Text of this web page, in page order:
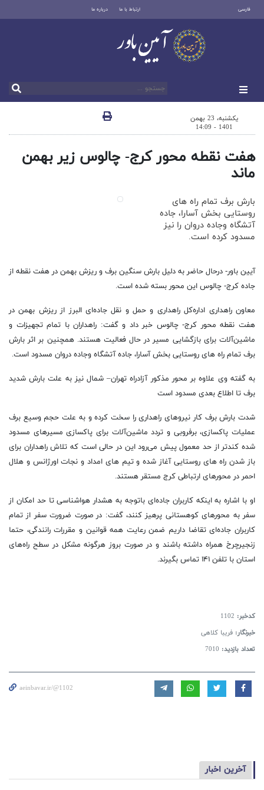
فارسی ارتباط با ما درباره ما
یکشنبه، 23 بهمن
1401 - 14:09
هفت نقطه محور کرج- چالوس زیر بهمن
ماند
بارش برف تمام راه های
روستایی بخش آسارا، جاده
آتشگاه وجاده دروان را نیز
مسدود کرده است.
آیین باور- درحال حاضر به دلیل بارش سنگین برف و ریزش بهمن در هفت نقطه از
جاده کرج- چالوس این محور بسته شده است.
معاون راهداری اداره‌کل راهداری و حمل و نقل جاده‌ای البرز از ریزش بهمن در
هفت نقطه محور کرج- چالوس خبر داد و گفت: راهداران با تمام تجهیزات و
ماشین‌آلات برای بازگشایی مسیر در حال فعالیت هستند. همچنین بر اثر بارش
برف تمام راه های روستایی بخش آسارا، جاده آتشگاه وجاده دروان مسدود است.
به گفته وی علاوه بر محور مذکور آزادراه تهران– شمال نیز به علت بارش شدید
برف تا اطلاع بعدی مسدود است
شدت بارش برف کار نیروهای راهداری را سخت کرده و به علت حجم وسیع برف
عملیات پاکسازی، برفروبی و تردد ماشین‌آلات برای پاکسازی مسیرهای مسدود
شده کندتر از حد معمول پیش می‌رود این در حالی است که تلاش راهداران برای
باز شدن راه های روستایی آغاز شده و تیم های امداد و نجات اورژانس و هلال
احمر در محورهای ارتباطی کرج مستقر هستند.
او با اشاره به اینکه کاربران جاده‌ای باتوجه به هشدار هواشناسی تا حد امکان از
سفر به محورهای کوهستانی پرهیز کنند، گفت: در صورت ضرورت سفر از تمام
کاربران جاده‌ای تقاضا داریم ضمن رعایت همه قوانین و مقررات رانندگی، حتما
زنجیرچرخ همراه داشته باشند و در صورت بروز هرگونه مشکل در سطح راه‌های
استان با تلفن ۱۴۱ تماس بگیرند.
کدخبر: 1102
خبرنگار: فریبا کلاهی
تعداد بازدید: 7010
aeinbavar.ir/@1102
آخرین اخبار